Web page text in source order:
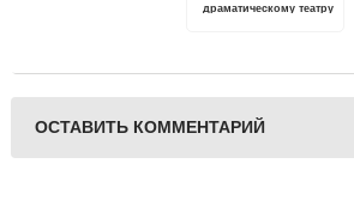
драматическому театру
ОСТАВИТЬ КОММЕНТАРИЙ